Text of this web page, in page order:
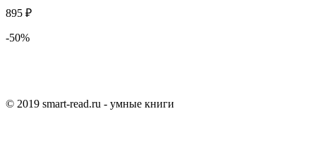
895 ₽
-50%
© 2019 smart-read.ru - умные книги